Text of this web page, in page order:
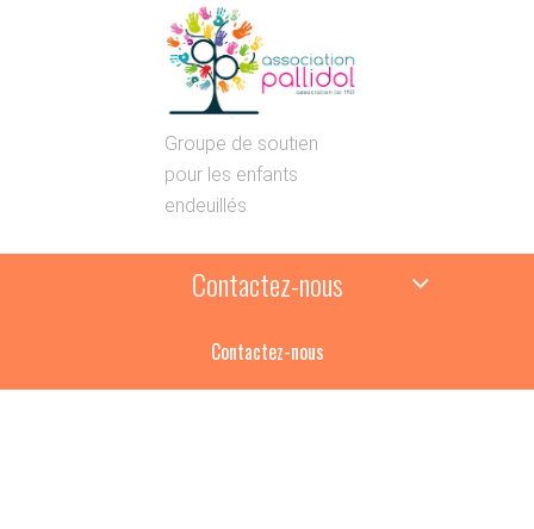
Groupe de soutien
pour les enfants
endeuillés
Contactez-nous
Contactez-nous